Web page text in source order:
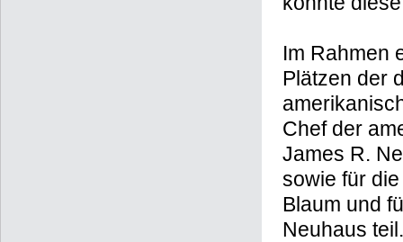
Im Rahmen
Plätzen der
Chef der
James R.
sowie für
Blaum und
Neuhaus teil.